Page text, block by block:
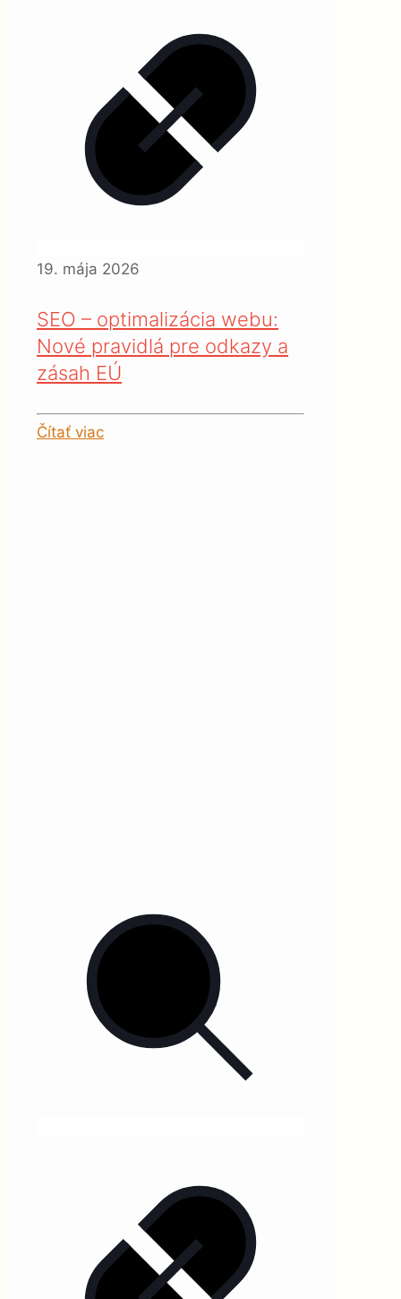
19. mája 2026
SEO – optimalizácia webu:
Nové pravidlá pre odkazy a
zásah EÚ
Čítať viac